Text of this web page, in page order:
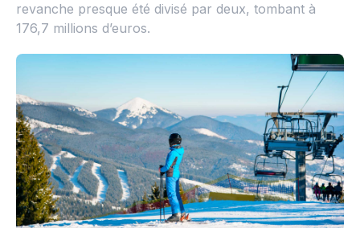
revanche presque été divisé par deux, tombant à
176,7 millions d’euros.